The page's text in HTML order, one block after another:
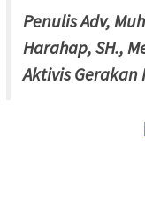
Penulis Adv,
Harahap, SH.,
Aktivis Gerakan